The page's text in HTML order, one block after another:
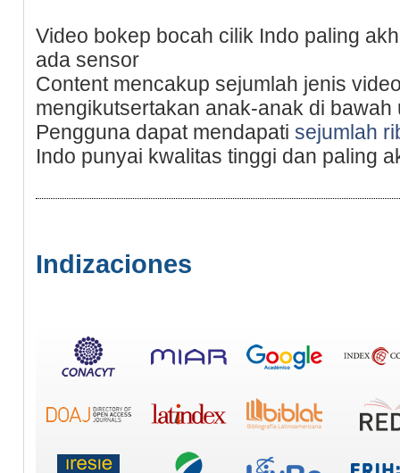
Video bokep bocah cilik Indo paling
ada sensor
Content mencakup sejumlah jenis
mengikutsertakan anak-anak di
Pengguna dapat mendapati sejumlah
Indo punyai kwalitas tinggi dan paling
Indizaciones